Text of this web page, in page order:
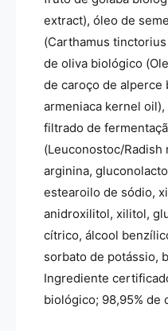
extract), óleo de
(Carthamus
de oliva biológico
de caroço de alperce
armeniaca kernel
filtrado de
(Leuconostoc/
arginina,
estearoilo de sódio,
anidroxilitol, xilitol,
cítrico, álcool
sorbato de potássio,
Ingrediente
biológico; 98,95% de